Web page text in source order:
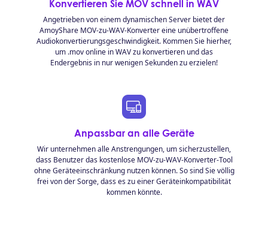
Konvertieren Sie MOV schnell in WAV
Angetrieben von einem dynamischen Server bietet der
AmoyShare MOV-zu-WAV-Konverter eine unübertroffene
Audiokonvertierungsgeschwindigkeit. Kommen Sie hierher,
um .mov online in WAV zu konvertieren und das
Endergebnis in nur wenigen Sekunden zu erzielen!
Anpassbar an alle Geräte
Wir unternehmen alle Anstrengungen, um sicherzustellen,
dass Benutzer das kostenlose MOV-zu-WAV-Konverter-Tool
ohne Geräteeinschränkung nutzen können. So sind Sie völlig
frei von der Sorge, dass es zu einer Geräteinkompatibilität
kommen könnte.